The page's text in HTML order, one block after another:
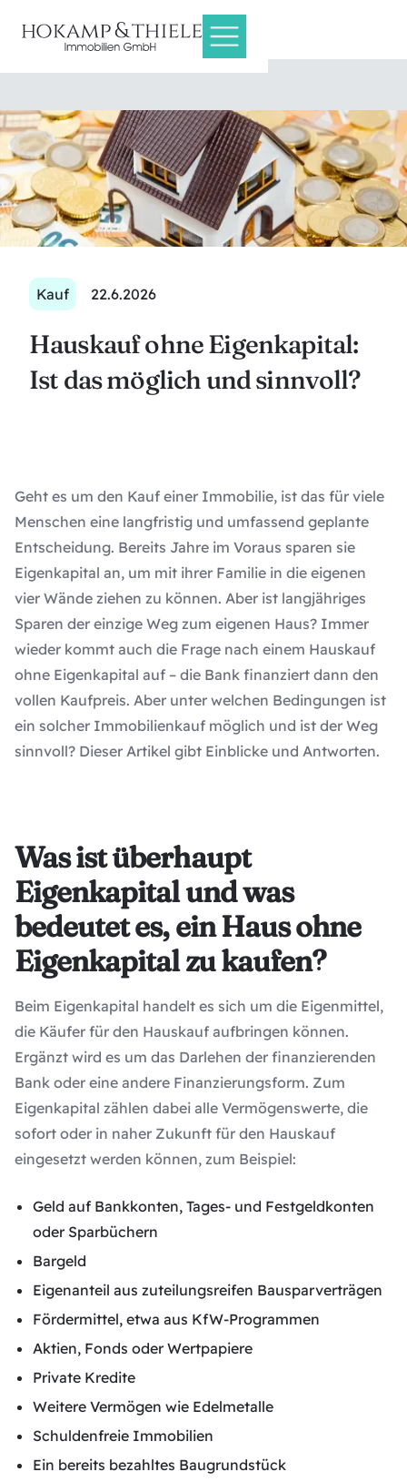
Kauf 22.6.2026
Hauskauf ohne Eigenkapital:
Ist das möglich und sinnvoll?
Geht es um den Kauf einer Immobilie, ist das für viele
Menschen eine langfristig und umfassend geplante
Entscheidung. Bereits Jahre im Voraus sparen sie
Eigenkapital an, um mit ihrer Familie in die eigenen
vier Wände ziehen zu können. Aber ist langjähriges
Sparen der einzige Weg zum eigenen Haus? Immer
wieder kommt auch die Frage nach einem Hauskauf
ohne Eigenkapital auf – die Bank finanziert dann den
vollen Kaufpreis. Aber unter welchen Bedingungen ist
ein solcher Immobilienkauf möglich und ist der Weg
sinnvoll? Dieser Artikel gibt Einblicke und Antworten.
Was ist überhaupt
Eigenkapital und was
bedeutet es, ein Haus ohne
Eigenkapital zu kaufen?
Beim Eigenkapital handelt es sich um die Eigenmittel,
die Käufer für den Hauskauf aufbringen können.
Ergänzt wird es um das Darlehen der finanzierenden
Bank oder eine andere Finanzierungsform. Zum
Eigenkapital zählen dabei alle Vermögenswerte, die
sofort oder in naher Zukunft für den Hauskauf
eingesetzt werden können, zum Beispiel:
Geld auf Bankkonten, Tages- und Festgeldkonten
oder Sparbüchern
Bargeld
Eigenanteil aus zuteilungsreifen Bausparverträgen
Fördermittel, etwa aus KfW-Programmen
Aktien, Fonds oder Wertpapiere
Private Kredite
Weitere Vermögen wie Edelmetalle
Schuldenfreie Immobilien
Ein bereits bezahltes Baugrundstück